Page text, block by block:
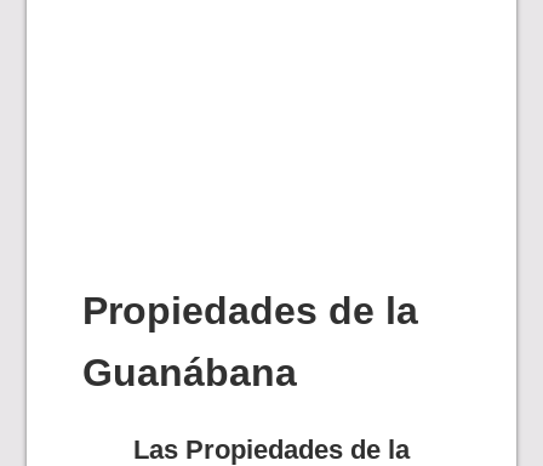
Propiedades de la
Guanábana
Las Propiedades de la